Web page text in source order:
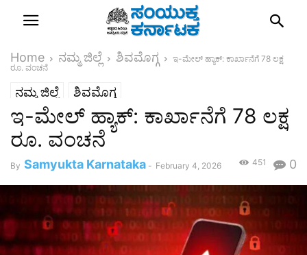
Home ನಮ್ಮ ಜಿಲ್ಲೆ ಶಿವಮೊಗ್ಗ
ಇ-ಮೇಲ್ ಹ್ಯಾಕ್: ಕಾರ್ಖಾನೆಗೆ 78 ಲಕ್ಷ
ರೂ. ವಂಚನೆ
ನಮ್ಮ ಜಿಲ್ಲೆ ಶಿವಮೊಗ್ಗ
ಇ-ಮೇಲ್ ಹ್ಯಾಕ್: ಕಾರ್ಖಾನೆಗೆ 78 ಲಕ್ಷ
ರೂ. ವಂಚನೆ
By Samyukta Karnataka - February 4, 2026 0
451